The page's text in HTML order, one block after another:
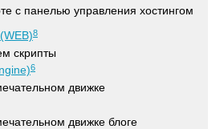
с панелью управления хостингом
8
скрипты
6
движке
движке блоге